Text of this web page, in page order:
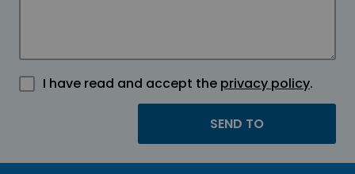
I have read and accept the privacy policy.